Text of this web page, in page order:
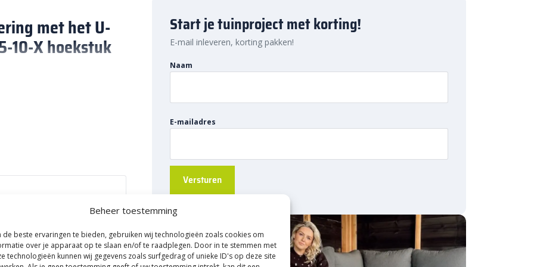
Beheer toestemming
de beste ervaringen te bieden, gebruiken wij technologieën zoals cookies om
over je apparaat op te slaan en/of te raadplegen. Door in te stemmen met
technologieën kunnen wij gegevens zoals surfgedrag of unieke ID's op deze site
met het U-
10-X hoekstuk
je
WaterWijs 5-10-X hoekstuk
ontwikkeld om U-Drain
van richting moet
en ziet het er ook netjes uit.
van 10 cm breed met
voor een goed
hoekstuk
Start je tuinproject met korting!
E-mail inleveren, korting pakken!
Naam
E-mailadres